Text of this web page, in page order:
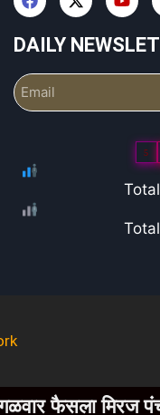
DAILY
5
पंचायत समितीतून :